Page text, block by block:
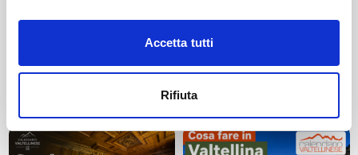
Accetta tutti
Rifiuta
Altri articoli che potrebbero